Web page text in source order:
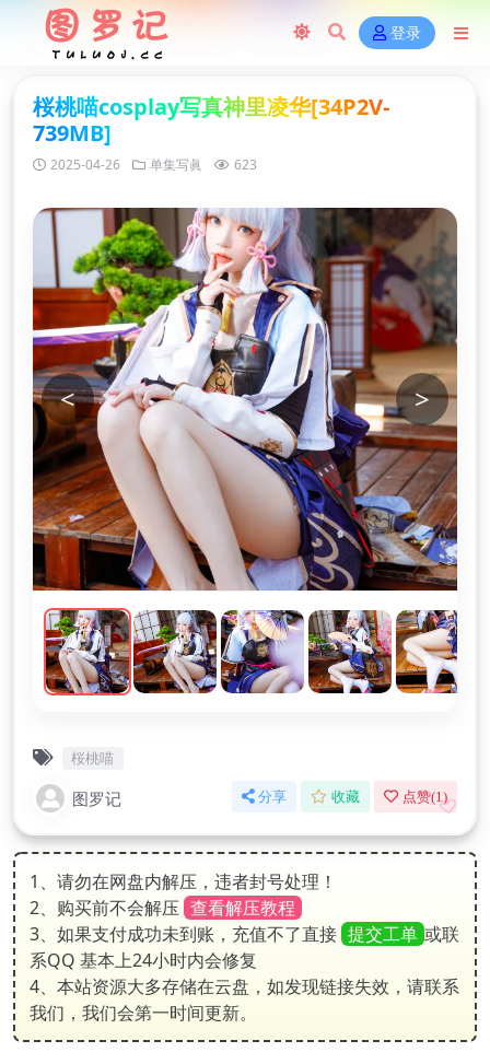
登录
桜桃喵cosplay写真神里凌华[34P2V-
739MB]
2025-04-26 单集写眞 623
< >
桜桃喵
图罗记 分享 收藏 点赞(1 )
1、请勿在网盘内解压，违者封号处理！
2、购买前不会解压 查看解压教程
3、如果支付成功未到账，充值不了直接 提交工单 或联
系QQ 基本上24小时内会修复
4、本站资源大多存储在云盘，如发现链接失效，请联系
我们，我们会第一时间更新。